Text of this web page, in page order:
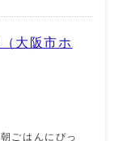
大阪市ホ
ごはんにぴっ